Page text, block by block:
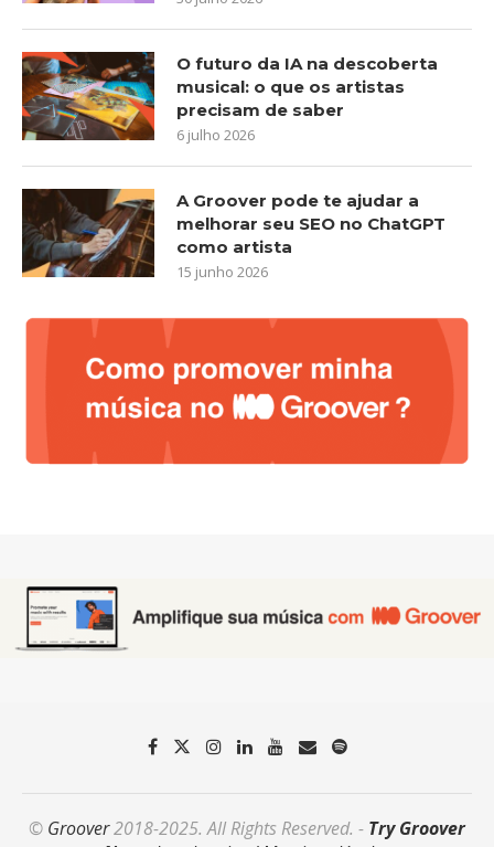
O futuro da IA na descoberta
musical: o que os artistas
precisam de saber
6 julho 2026
A Groover pode te ajudar a
melhorar seu SEO no ChatGPT
como artista
15 junho 2026
© Groover2018-2025. All Rights Reserved. - Try Groover